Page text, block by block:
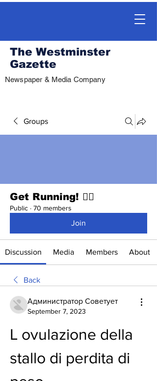
The Westminster
Gazette
Newspaper & Media Company
Groups
Get Running! 🏃‍♀️
Public · 70 members
Join
Discussion Media Members About
Back
Администратор Советует
September 7, 2023
L ovulazione della
stallo di perdita di